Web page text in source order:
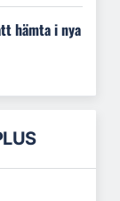
hämta i nya